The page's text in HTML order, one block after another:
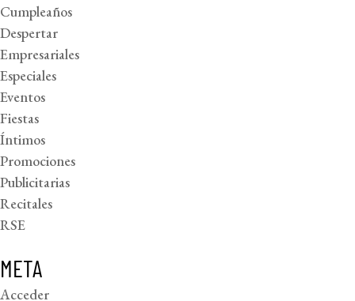
Cumpleaños
Despertar
Empresariales
Especiales
Eventos
Fiestas
Íntimos
Promociones
Publicitarias
Recitales
RSE
META
Acceder